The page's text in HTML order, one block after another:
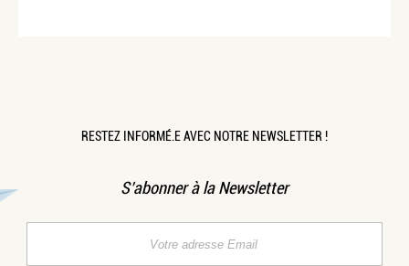
RESTEZ INFORMÉ.E AVEC NOTRE NEWSLETTER !
S’abonner à la Newsletter